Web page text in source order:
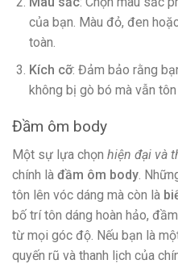
của bạn. Màu đỏ, đen
toàn.
Kích cỡ: Đảm bảo rằng
không bị gò bó mà vẫn
Đầm ôm body
Một sự lựa chọn hiện đại và
chính là đầm ôm body .
tôn lên vóc dáng mà còn là
bố trí tôn dáng hoàn hảo,
từ mọi góc độ. Nếu bạn là
quyến rũ và thanh lịch của